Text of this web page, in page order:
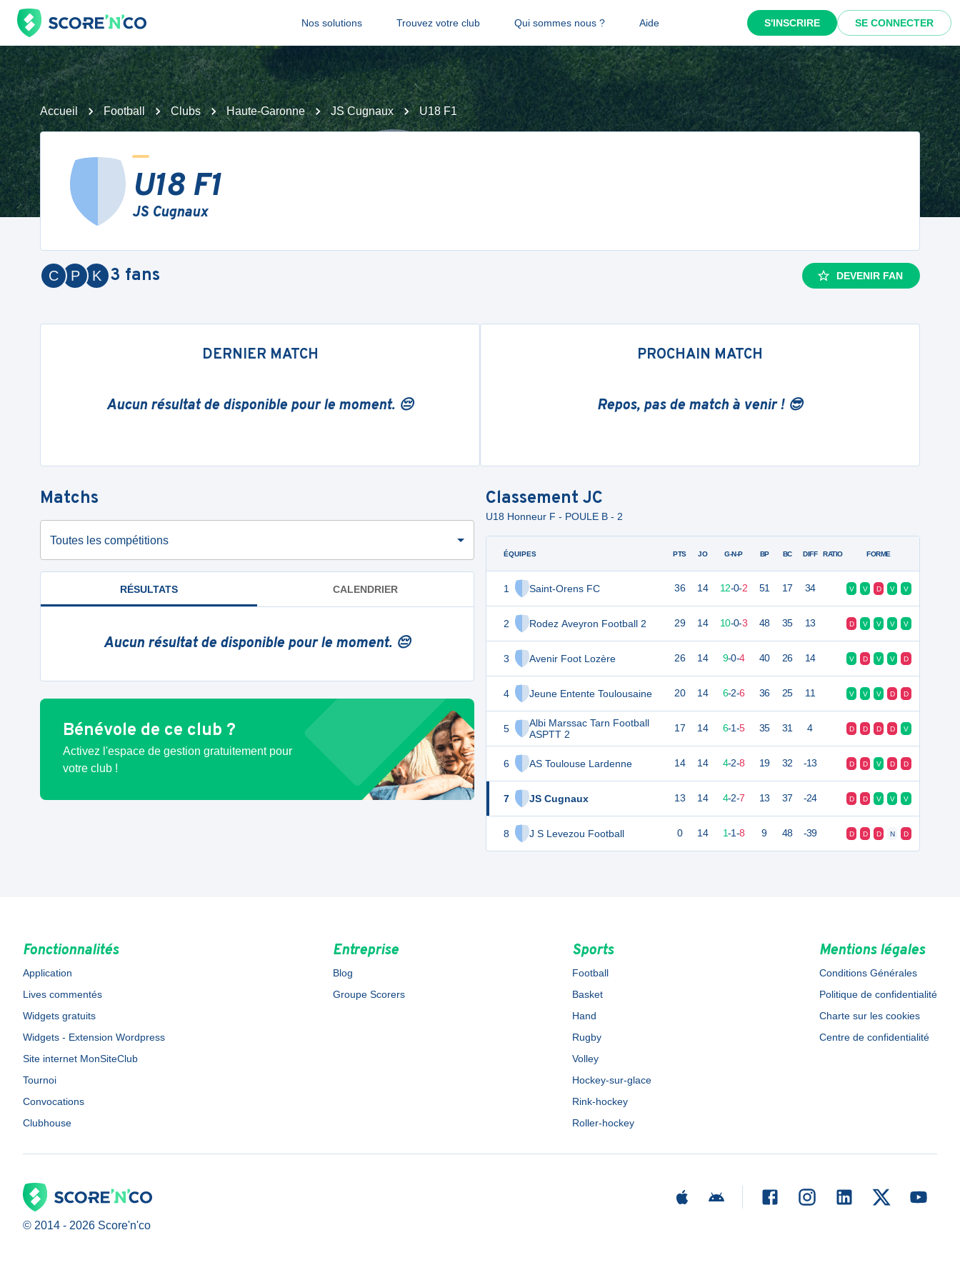
Nos solutions Trouvez votre club Qui sommes nous ? Aide S'INSCRIRE SE CONNECTER
Accueil Football Clubs Haute-Garonne JS Cugnaux U18 F1
U18 F1
JS Cugnaux
K
P
C 3 fans DEVENIR FAN
DERNIER MATCH
Aucun résultat de disponible pour le moment. 😔
PROCHAIN MATCH
Repos, pas de match à venir ! 😎
Matchs
Toutes les compétitions
RÉSULTATS CALENDRIER
Aucun résultat de disponible pour le moment. 😔
Bénévole de ce club ?
Activez l'espace de gestion gratuitement pour
votre club !
Classement JC
U18 Honneur F - POULE B - 2
ÉQUIPES
1 Saint-Orens FC
2 Rodez Aveyron Football 2
3 Avenir Foot Lozère
4 Jeune Entente Toulousaine
5
Albi Marssac Tarn Football
ASPTT 2
6 AS Toulouse Lardenne
7 JS Cugnaux
8 J S Levezou Football
PTS JO G-N-P BP BC DIFF RATIO FORME
36 14 12-0-2 51 17 34 V V D V V
29 14 10-0-3 48 35 13 D V V V V
26 14 9-0-4 40 26 14 V D V V D
20 14 6-2-6 36 25 11 V V V D D
17 14 6-1-5 35 31 4 D D D D V
14 14 4-2-8 19 32 -13 D D V D D
13 14 4-2-7 13 37 -24 D D V V V
0 14 1-1-8 9 48 -39 D D D N D
Fonctionnalités
Application
Lives commentés
Widgets gratuits
Widgets - Extension Wordpress
Site internet MonSiteClub
Tournoi
Convocations
Clubhouse
Entreprise
Blog
Groupe Scorers
Sports
Football
Basket
Hand
Rugby
Volley
Hockey-sur-glace
Rink-hockey
Roller-hockey
Mentions légales
Conditions Générales
Politique de confidentialité
Charte sur les cookies
Centre de confidentialité
© 2014 - 2026 Score'n'co